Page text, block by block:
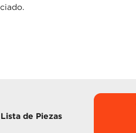
de Piezas